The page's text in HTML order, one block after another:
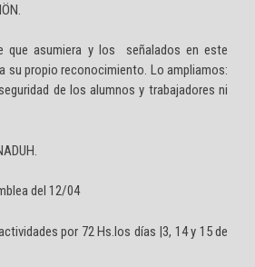
que asumiera y los señalados en este
su propio reconocimiento. Lo ampliamos:
de los alumnos y trabajadores ni
del 12/04
por 72 Hs.los días |3, 14 y 15 de